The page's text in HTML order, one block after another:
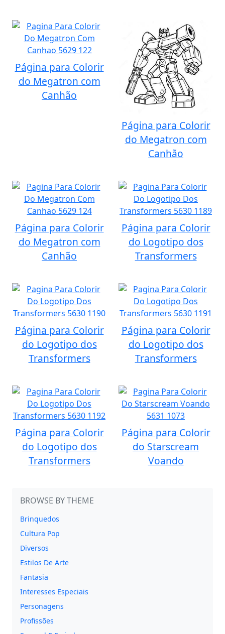
Página para Colorir
do Megatron com
Canhão
Página para Colorir
do Megatron com
Canhão
Página para Colorir
do Megatron com
Canhão
Página para Colorir
do Logotipo dos
Transformers
Página para Colorir
do Logotipo dos
Transformers
Página para Colorir
do Logotipo dos
Transformers
Página para Colorir
do Logotipo dos
Transformers
Página para Colorir
do Starscream
Voando
BROWSE BY THEME
Brinquedos
Cultura Pop
Diversos
Estilos De Arte
Fantasia
Interesses Especiais
Personagens
Profissões